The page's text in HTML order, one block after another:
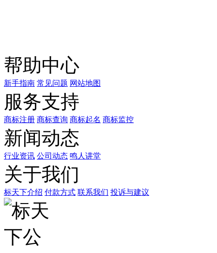
帮助中心
新手指南 常见问题 网站地图
服务支持
商标注册 商标查询 商标起名 商标监控
新闻动态
行业资讯 公司动态 鸣人讲堂
关于我们
标天下介绍 付款方式 联系我们 投诉与建议